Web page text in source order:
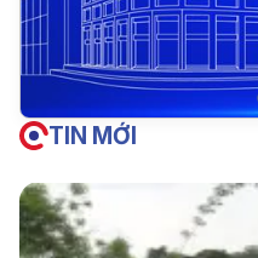
TIN MỚI